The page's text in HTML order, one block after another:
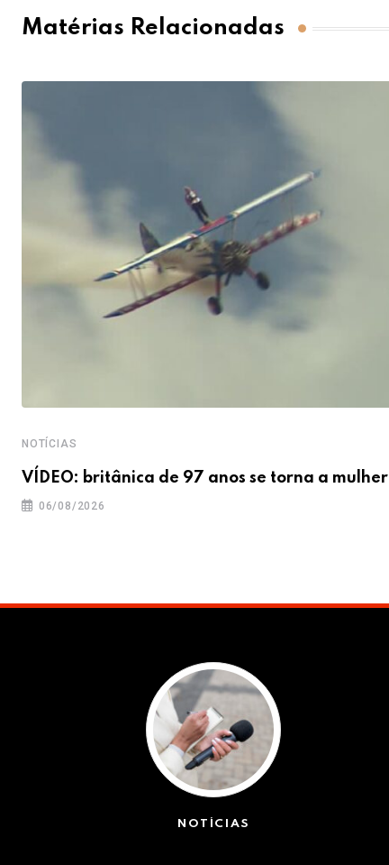
Matérias Relacionadas
NOTÍCIAS
VÍDEO: britânica de 97 anos se torna a mulher
06/08/2026
NOTÍCIAS